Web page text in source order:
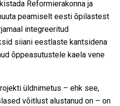
Reformierakonna ja
peamiselt eesti õpilastest
integreeritud
siiani eestlaste kantsidena
õppeasutustele kaela vene
üldnimetus – ehk see,
võitlust alustanud on – on